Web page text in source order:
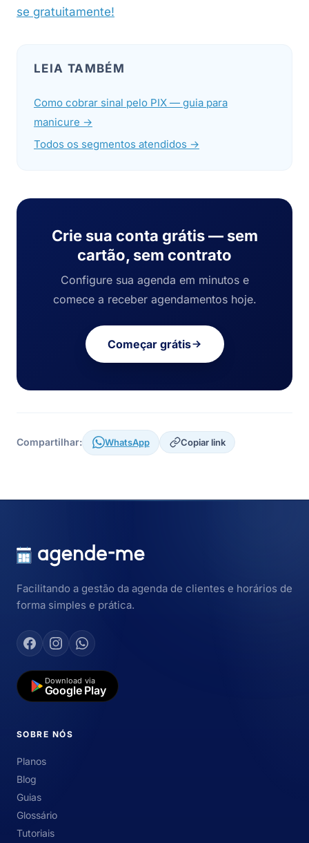
se gratuitamente!
LEIA TAMBÉM
Como cobrar sinal pelo PIX — guia para
manicure →
Todos os segmentos atendidos →
Crie sua conta grátis — sem
cartão, sem contrato
Configure sua agenda em minutos e
comece a receber agendamentos hoje.
Começar grátis
Compartilhar: WhatsApp Copiar link
Facilitando a gestão da agenda de clientes e horários de
forma simples e prática.
Download via
Google Play
SOBRE NÓS
Planos
Blog
Guias
Glossário
Tutoriais